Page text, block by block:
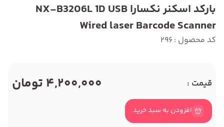
بارکد اسکنر نکسارا NX-B3206L 1D USB
Wired laser Barcode Scanner
کد محصول : 296
قیمت : 4,200,000 تومان
افزودن به سبد خرید